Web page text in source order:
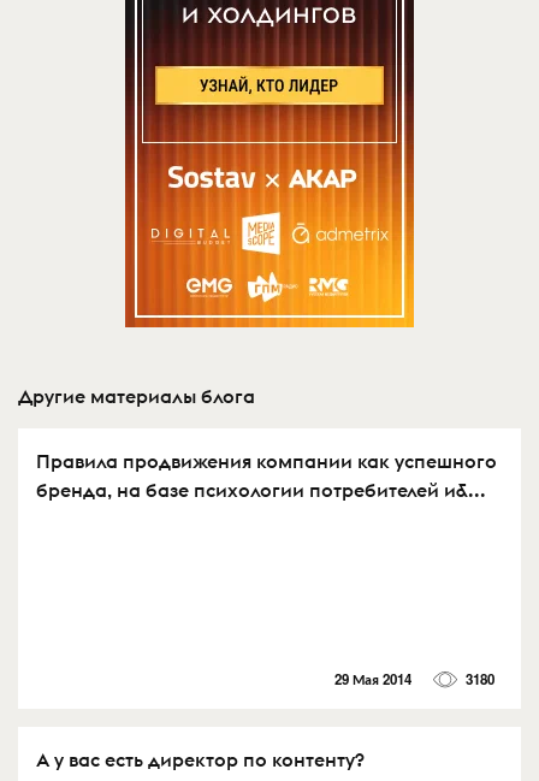
Другие материалы блога
Правила продвижения компании как успешного
бренда, на базе психологии потребителей и&...
29 Мая 2014 3180
А у вас есть директор по контенту?